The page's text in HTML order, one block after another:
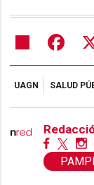
Share
UAGN SALUD